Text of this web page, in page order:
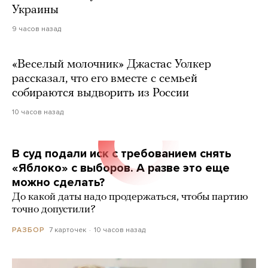
Украины
9 часов назад
«Веселый молочник» Джастас Уолкер
рассказал, что его вместе с семьей
собираются выдворить из России
10 часов назад
В суд подали иск с требованием снять
«Яблоко» с выборов. А разве это еще
можно сделать?
До какой даты надо продержаться, чтобы партию
точно допустили?
РАЗБОР 7 карточек 10 часов назад